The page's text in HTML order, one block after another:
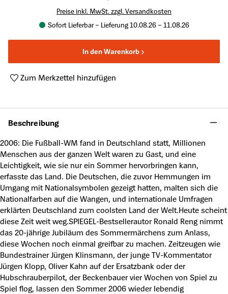
Preise inkl. MwSt. zzgl. Versandkosten
Sofort Lieferbar – Lieferung 10.08.26 – 11.08.26
In den Warenkorb
Zum Merkzettel hinzufügen
Beschreibung
2006: Die Fußball-WM fand in Deutschland statt, Millionen
Menschen aus der ganzen Welt waren zu Gast, und eine
Leichtigkeit, wie sie nur ein Sommer hervorbringen kann,
erfasste das Land. Die Deutschen, die zuvor Hemmungen im
Umgang mit Nationalsymbolen gezeigt hatten, malten sich die
Nationalfarben auf die Wangen, und internationale Umfragen
erklärten Deutschland zum coolsten Land der Welt.Heute scheint
diese Zeit weit weg.SPIEGEL-Bestsellerautor Ronald Reng nimmt
das 20-jährige Jubiläum des Sommermärchens zum Anlass,
diese Wochen noch einmal greifbar zu machen. Zeitzeugen wie
Bundestrainer Jürgen Klinsmann, der junge TV-Kommentator
Jürgen Klopp, Oliver Kahn auf der Ersatzbank oder der
Hubschrauberpilot, der Beckenbauer vier Wochen von Spiel zu
Spiel flog, lassen den Sommer 2006 wieder lebendig